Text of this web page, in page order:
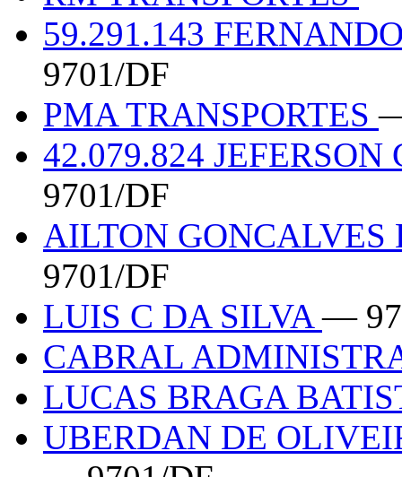
59.291.143
9701/DF
PMA TRANSPORTES
42.079.824
9701/DF
AILTON GONCALVES
9701/DF
LUIS C DA SILVA—
CABRAL
LUCAS BRAGA
UBERDAN DE